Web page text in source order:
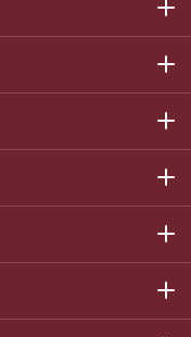
サブメニ
サブメニ
サブメニ
サブメニ
サブメニ
サブメニ